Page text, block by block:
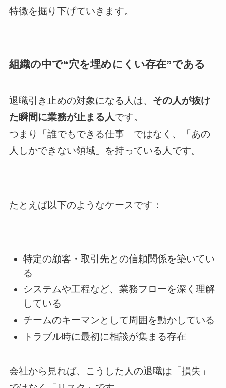
特徴を掘り下げていきます。
組織の中で“穴を埋めにくい存在”である
退職引き止めの対象になる人は、 その人が抜け
た瞬間に業務が止まる人です。
つまり「誰でもできる仕事」ではなく、「あの
人しかできない領域」を持っている人です。
たとえば以下のようなケースです：
特定の顧客・取引先との信頼関係を築いてい
る
システムや工程など、業務フローを深く理解
している
チームのキーマンとして周囲を動かしている
トラブル時に最初に相談が集まる存在
会社から見れば、こうした人の退職は「損失」